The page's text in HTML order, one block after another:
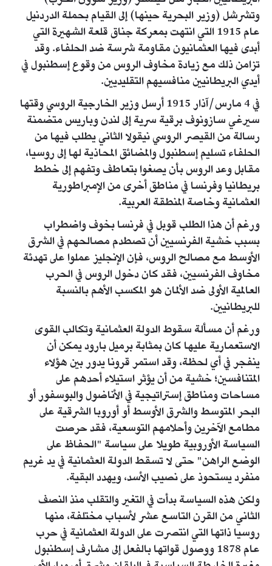
وتشرشل (وزير البحرية حينها) إلى القيام بحملة الدردنيل
عام 1915 التي انتهت بمعركة جناق قلعة الشهيرة التي
أبدى فيها العثمانيون مقاومة شرسة ضد الحلفاء. وقد
تزامن ذلك مع زيادة مخاوف الروس من وقوع إسطنبول في
أيدي البريطانيين منافسيهم التقليديين.
في 4 مارس/آذار 1915 أرسل وزير الخارجية الروسي وقتها
سيرغي سازونوف برقية سرية إلى لندن وباريس متضمنة
رسالة من القيصر الروسي نيقولا الثاني يطلب فيها من
الحلفاء تسليم إسطنبول والمضائق المحاذية لها إلى روسيا،
مقابل وعد الروس بأن يصغوا بتعاطف وتفهم إلى خطط
بريطانيا وفرنسا في مناطق أخرى من الإمبراطورية
العثمانية وخاصة المنطقة العربية.
ورغم أن هذا الطلب قوبل في فرنسا بخوف واضطراب
بسبب خشية الفرنسيين أن تصطدم مصالحهم في الشرق
الأوسط مع مصالح الروس، فإن الإنجليز عملوا على تهدئة
مخاوف الفرنسيين، فقد كان دخول الروس في الحرب
العالمية الأولى ضد الألمان هو المكسب الأهم بالنسبة
للبريطانيين.
ورغم أن مسألة سقوط الدولة العثمانية وتكالب القوى
الاستعمارية عليها كان بمثابة برميل بارود يمكن أن
ينفجر في أي لحظة، وقد استمر قرونا يدور بين هؤلاء
المتنافسين؛ خشية من أن يؤثر استيلاء أحدهم على
مساحات ومناطق إستراتيجية في الأناضول والبوسفور أو
البحر المتوسط والشرق الأوسط أو أوروبا الشرقية على
مطامع الآخرين وأحلامهم التوسعية، فقد حرصت
السياسة الأوروبية طويلا على سياسة "الحفاظ على
الوضع الراهن" حتى لا تسقط الدولة العثمانية في يد غريم
منفرد يستحوذ على نصيب الأسد، ويهدد البقية.
ولكن هذه السياسة بدأت في التغير والتقلب منذ النصف
الثاني من القرن التاسع عشر لأسباب مختلفة، منها
روسيا ذاتها التي انتصرت على الدولة العثمانية في حرب
عام 1878 ووصول قواتها بالفعل إلى مشارف إسطنبول